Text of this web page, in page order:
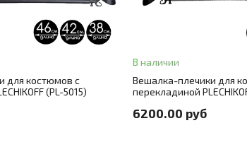
для костюмов с
(PL-5015)
+ 1
серебро
100 шт./цена за штуку 55 руб.
В наличии
Вешалка-плечики для
перекладиной
6200.00 руб
Цвет металла крючок
Количество в упаковке